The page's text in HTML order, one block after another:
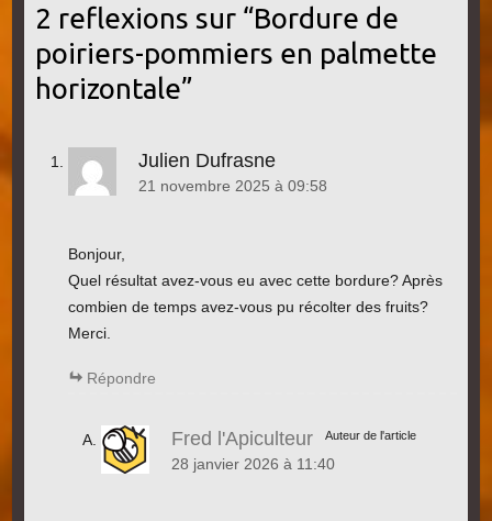
2 reflexions sur “Bordure de
poiriers-pommiers en palmette
horizontale”
Julien Dufrasne
21 novembre 2025 à 09:58
Bonjour,
Quel résultat avez-vous eu avec cette bordure? Après
combien de temps avez-vous pu récolter des fruits?
Merci.
Répondre
Fred l'Apiculteur Auteur de l'article
28 janvier 2026 à 11:40